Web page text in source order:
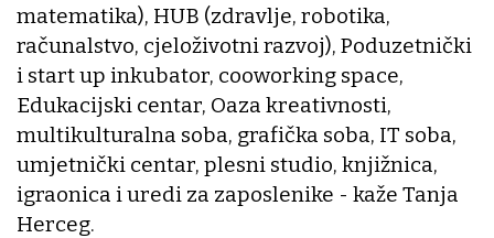
matematika), HUB (zdravlje, robotika,
računalstvo, cjeloživotni razvoj), Poduzetnički
i start up inkubator, cooworking space,
Edukacijski centar, Oaza kreativnosti,
multikulturalna soba, grafička soba, IT soba,
umjetnički centar, plesni studio, knjižnica,
igraonica i uredi za zaposlenike - kaže Tanja
Herceg.